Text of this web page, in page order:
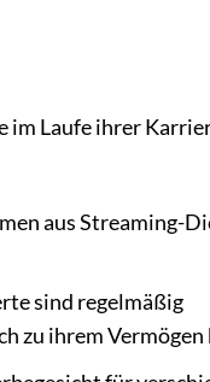
im Laufe ihrer
aus Streaming-
sind regelmäßig
zu ihrem Vermögen